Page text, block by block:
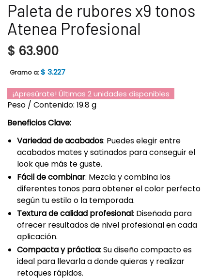
Paleta de rubores x9 tonos
Atenea Profesional
$ 63.900
Gramo a:$ 3.227
¡Apresúrate! Últimas 2 unidades disponibles
Peso / Contenido: 19.8 g
Beneficios Clave:
Variedad de acabados: Puedes elegir entre
acabados mates y satinados para conseguir el
look que más te guste.
Fácil de combinar: Mezcla y combina los
diferentes tonos para obtener el color perfecto
según tu estilo o la temporada.
Textura de calidad profesional: Diseñada para
ofrecer resultados de nivel profesional en cada
aplicación.
Compacta y práctica: Su diseño compacto es
ideal para llevarla a donde quieras y realizar
retoques rápidos.